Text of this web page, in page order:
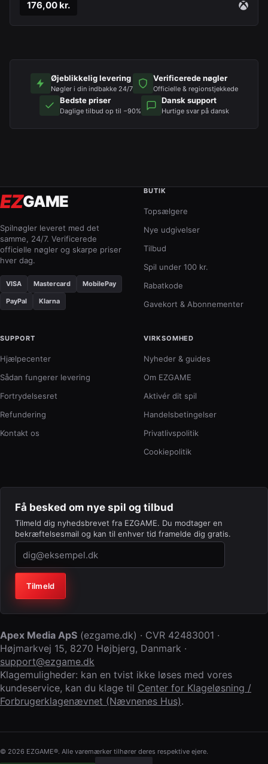
176,00 kr.
Øjeblikkelig levering
Nøgler i din indbakke 24/7
Verificerede nøgler
Officielle & regionstjekkede
Bedste priser
Daglige tilbud op til −90%
Dansk support
Hurtige svar på dansk
EZGAME
Spilnøgler leveret med det
samme, 24/7. Verificerede
officielle nøgler og skarpe priser
hver dag.
VISA Mastercard MobilePay
PayPal Klarna
BUTIK
Topsælgere
Nye udgivelser
Tilbud
Spil under 100 kr.
Rabatkode
Gavekort & Abonnementer
SUPPORT
Hjælpecenter
Sådan fungerer levering
Fortrydelsesret
Refundering
Kontakt os
VIRKSOMHED
Nyheder & guides
Om EZGAME
Aktivér dit spil
Handelsbetingelser
Privatlivspolitik
Cookiepolitik
Få besked om nye spil og tilbud
Tilmeld dig nyhedsbrevet fra EZGAME. Du modtager en
bekræftelsesmail og kan til enhver tid framelde dig gratis.
Virksomhed (lad feltet stå tomt)
Tilmeld
Apex Media ApS (ezgame.dk) · CVR 42483001 ·
Højmarkvej 15, 8270 Højbjerg, Danmark ·
support@ezgame.dk
Klagemuligheder: kan en tvist ikke løses med vores
kundeservice, kan du klage til Center for Klageløsning /
Forbrugerklagenævnet (Nævnenes Hus).
© 2026 EZGAME®. Alle varemærker tilhører deres respektive ejere.